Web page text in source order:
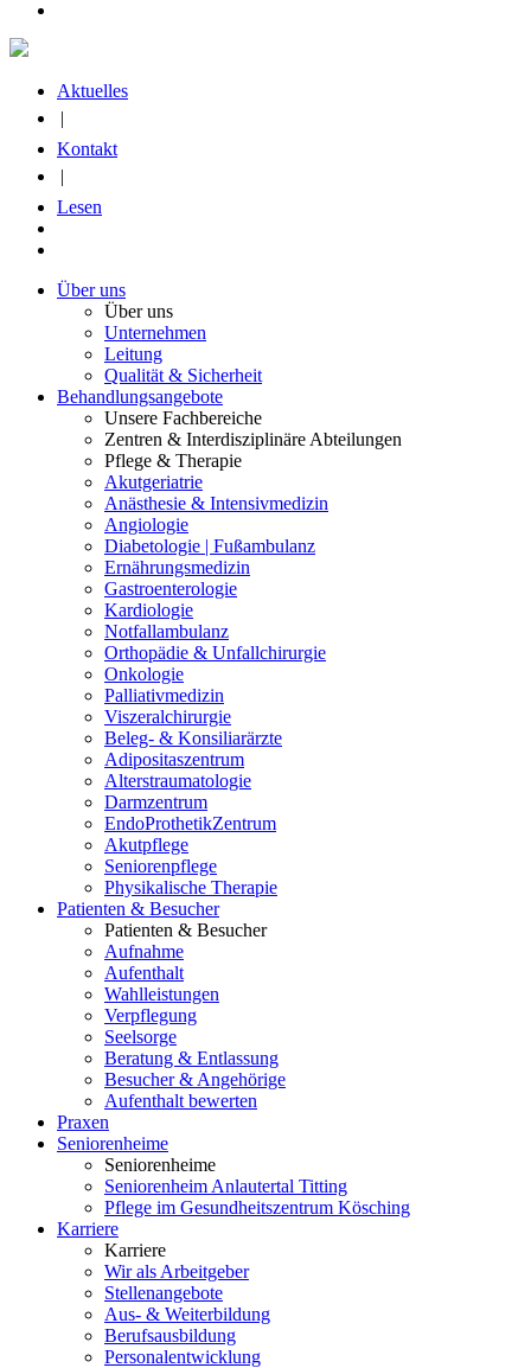
Aktuelles
|
Kontakt
|
Lesen
Über uns
Über uns
Unternehmen
Leitung
Qualität & Sicherheit
Behandlungsangebote
Unsere Fachbereiche
Zentren & Interdisziplinäre Abteilungen
Pflege & Therapie
Akutgeriatrie
Anästhesie & Intensivmedizin
Angiologie
Diabetologie | Fußambulanz
Ernährungsmedizin
Gastroenterologie
Kardiologie
Notfallambulanz
Orthopädie & Unfallchirurgie
Onkologie
Palliativmedizin
Viszeralchirurgie
Beleg- & Konsiliarärzte
Adipositaszentrum
Alterstraumatologie
Darmzentrum
EndoProthetikZentrum
Akutpflege
Seniorenpflege
Physikalische Therapie
Patienten & Besucher
Patienten & Besucher
Aufnahme
Aufenthalt
Wahlleistungen
Verpflegung
Seelsorge
Beratung & Entlassung
Besucher & Angehörige
Aufenthalt bewerten
Praxen
Seniorenheime
Seniorenheime
Seniorenheim Anlautertal Titting
Pflege im Gesundheitszentrum Kösching
Karriere
Karriere
Wir als Arbeitgeber
Stellenangebote
Aus- & Weiterbildung
Berufsausbildung
Personalentwicklung